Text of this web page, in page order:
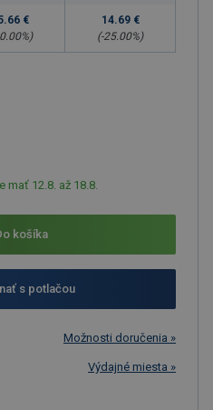
€
%)
14.69 €
(-25.00%)
mať 12.8. až 18.8.
košíka
s potlačou
Možnosti doručenia »
Výdajné miesta »